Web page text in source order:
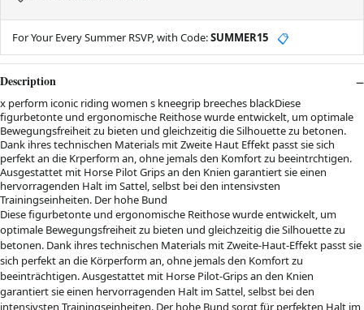
For Your Every Summer RSVP, with Code:SUMMER15 📋
Description
x perform iconic riding women s kneegrip breeches blackDiese
figurbetonte und ergonomische Reithose wurde entwickelt, um optimale
Bewegungsfreiheit zu bieten und gleichzeitig die Silhouette zu betonen.
Dank ihres technischen Materials mit Zweite Haut Effekt passt sie sich
perfekt an die Krperform an, ohne jemals den Komfort zu beeintrchtigen.
Ausgestattet mit Horse Pilot Grips an den Knien garantiert sie einen
hervorragenden Halt im Sattel, selbst bei den intensivsten
Trainingseinheiten. Der hohe Bund
Diese figurbetonte und ergonomische Reithose wurde entwickelt, um
optimale Bewegungsfreiheit zu bieten und gleichzeitig die Silhouette zu
betonen. Dank ihres technischen Materials mit Zweite-Haut-Effekt passt sie
sich perfekt an die Körperform an, ohne jemals den Komfort zu
beeinträchtigen. Ausgestattet mit Horse Pilot-Grips an den Knien
garantiert sie einen hervorragenden Halt im Sattel, selbst bei den
intensivsten Trainingseinheiten. Der hohe Bund sorgt für perfekten Halt im